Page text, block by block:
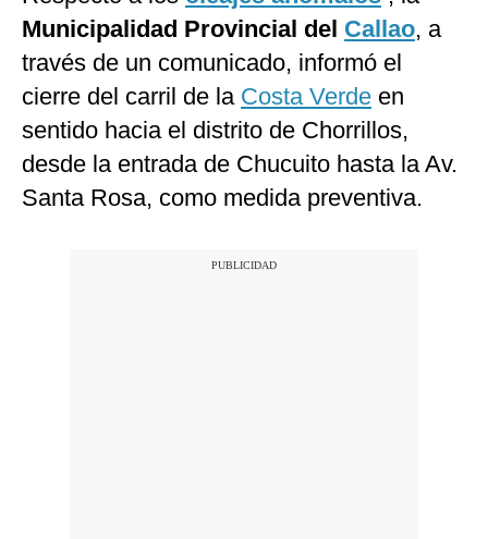
Municipalidad Provincial del Callao, a
través de un comunicado, informó el
cierre del carril de la Costa Verde en
sentido hacia el distrito de Chorrillos,
desde la entrada de Chucuito hasta la Av.
Santa Rosa, como medida preventiva.